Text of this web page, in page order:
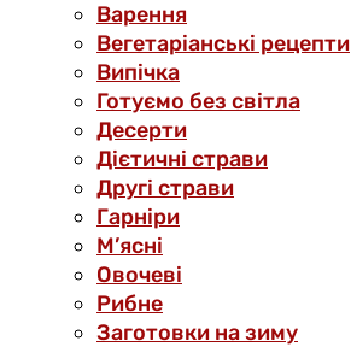
Варення
Вегетаріанські рецепти
Випічка
Готуємо без світла
Десерти
Дієтичні страви
Другі страви
Гарніри
М’ясні
Овочеві
Рибне
Заготовки на зиму